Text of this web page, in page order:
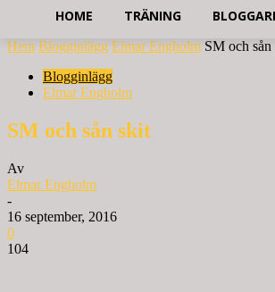
HOME TRÄNING
Hem Blogginlägg Elmar Engholm SM och sån
Blogginlägg
Elmar Engholm
SM och sån skit
Av
Elmar Engholm
-
16 september, 2016
0
104